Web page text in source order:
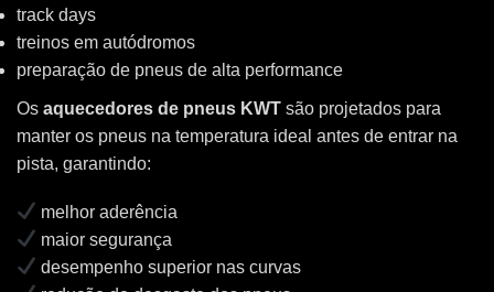
track days
treinos em autódromos
preparação de pneus de alta performance
Os aquecedores de pneus KWT são projetados para
manter os pneus na temperatura ideal antes de entrar na
pista, garantindo:
melhor aderência
maior segurança
desempenho superior nas curvas